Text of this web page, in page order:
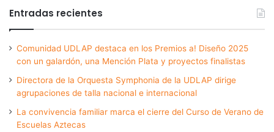
Entradas recientes
Comunidad UDLAP destaca en los Premios a! Diseño 2025
con un galardón, una Mención Plata y proyectos finalistas
Directora de la Orquesta Symphonia de la UDLAP dirige
agrupaciones de talla nacional e internacional
La convivencia familiar marca el cierre del Curso de Verano de
Escuelas Aztecas